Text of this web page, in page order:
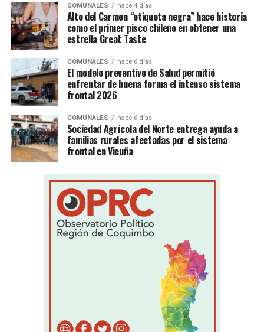
COMUNALES hace 4 días
Alto del Carmen “etiqueta negra” hace historia
como el primer pisco chileno en obtener una
estrella Great Taste
COMUNALES hace 6 días
El modelo preventivo de Salud permitió
enfrentar de buena forma el intenso sistema
frontal 2026
COMUNALES hace 6 días
Sociedad Agrícola del Norte entrega ayuda a
familias rurales afectadas por el sistema
frontal en Vicuña